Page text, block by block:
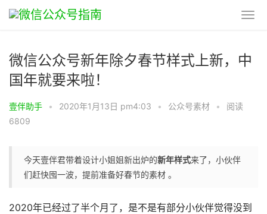
微信公众号新年除夕春节样式上新，中
国年就要来啦！
壹伴助手 • 2020年1月13日 pm4:03 • 公众号素材 •
阅读
6809
今天壹伴君带着设计小姐姐新出炉的新年样式来了，小伙伴
们赶快囤一波，提前准备好春节的素材 。
2020年已经过了半个月了，是不是有部分小伙伴觉得没到